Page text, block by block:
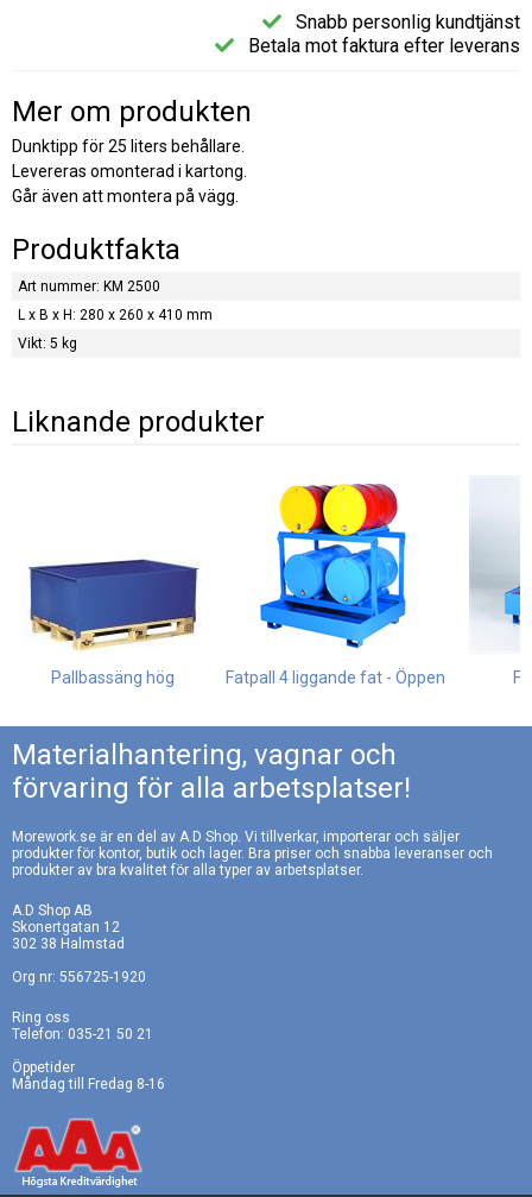
Snabb personlig kundtjänst
Betala mot faktura efter leverans
Mer om produkten
Dunktipp för 25 liters behållare.
Levereras omonterad i kartong.
Går även att montera på vägg.
Produktfakta
Art nummer: KM 2500
L x B x H: 280 x 260 x 410 mm
Vikt: 5 kg
Liknande produkter
Pallbassäng hög Fatpall 4 liggande fat - Öppen
Materialhantering, vagnar och
förvaring för alla arbetsplatser!
Morework.se är en del av A.D Shop. Vi tillverkar, importerar och säljer
produkter för kontor, butik och lager. Bra priser och snabba leveranser och
produkter av bra kvalitet för alla typer av arbetsplatser.
A.D Shop AB
Skonertgatan 12
302 38 Halmstad
Org nr: 556725-1920
Ring oss
Telefon: 035-21 50 21
Öppetider
Måndag till Fredag 8-16